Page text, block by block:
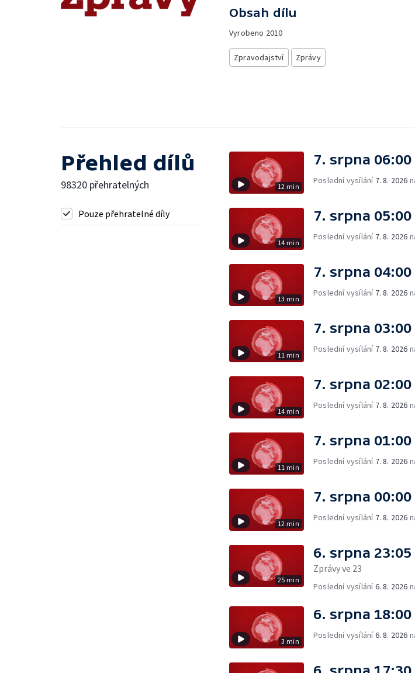
Obsah dílu
Vyrobeno 2010
Zpravodajství Zprávy
Přehled dílů
98320 přehratelných
Pouze přehratelné díly
12 min
7. srpna 06:00
Poslední vysílání 7. 8. 2026
14 min
7. srpna 05:00
Poslední vysílání 7. 8. 2026
13 min
7. srpna 04:00
Poslední vysílání 7. 8. 2026
11 min
7. srpna 03:00
Poslední vysílání 7. 8. 2026
14 min
7. srpna 02:00
Poslední vysílání 7. 8. 2026
11 min
7. srpna 01:00
Poslední vysílání 7. 8. 2026
12 min
7. srpna 00:00
Poslední vysílání 7. 8. 2026
25 min
6. srpna 23:05
Zprávy ve 23
Poslední vysílání6. 8. 2026
3 min
6. srpna 18:00
Poslední vysílání6. 8. 2026